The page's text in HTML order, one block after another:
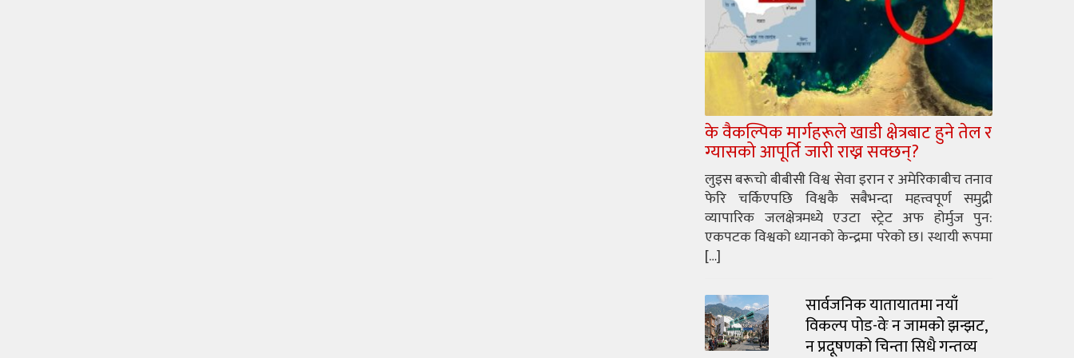
के वैकल्पिक मार्गहरूले खाडी क्षेत्रबाट हुने तेल र
ग्यासको आपूर्ति जारी राख्न सक्छन्?
लुइस बरूचो बीबीसी विश्व सेवा इरान र अमेरिकाबीच तनाव
फेरि चर्किएपछि विश्वकै सबैभन्दा महत्त्वपूर्ण समुद्री
व्यापारिक जलक्षेत्रमध्ये एउटा स्ट्रेट अफ होर्मुज पुन:
एकपटक विश्वको ध्यानको केन्द्रमा परेको छ। स्थायी रूपमा
[…]
सार्वजनिक यातायातमा नयाँ
विकल्प पोड-वेः न जामको झन्झट,
न प्रदूषणको चिन्ता सिधै गन्तव्य